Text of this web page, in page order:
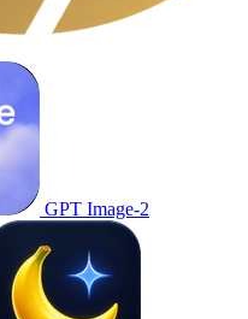
GPT Image-2